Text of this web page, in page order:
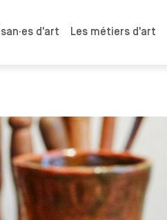
d'art Les métiers d'art